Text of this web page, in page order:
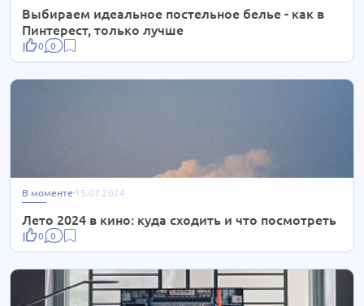
Выбираем идеальное постельное белье - как в
Пинтерест, только лучше
0 0
В моменте 15.07.2024
Лето 2024 в кино: куда сходить и что посмотреть
0 0